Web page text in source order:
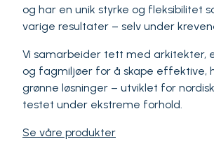
og har en unik styrke og fleksibilitet
varige resultater – selv under
Vi samarbeider tett med arkitekter,
og fagmiljøer for å skape effektive,
grønne løsninger – utviklet for
testet under ekstreme forhold.
Se våre produkter